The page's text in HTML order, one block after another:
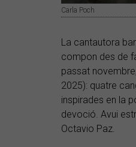
Carla Poch
La cantautora
compon des de
passat
2025): quatre
inspirades en la
devoció. Avui
Octavio Paz.